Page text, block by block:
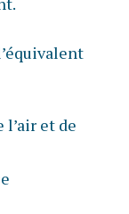
et de